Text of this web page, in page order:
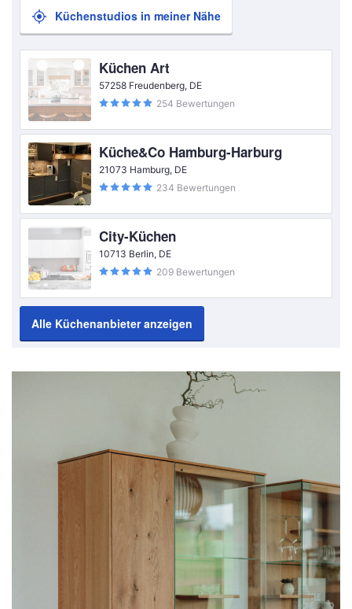
Küchenstudios in meiner Nähe
Küchen Art
57258 Freudenberg, DE
254 Bewertungen
Küche&Co Hamburg-Harburg
21073 Hamburg, DE
234 Bewertungen
City-Küchen
10713 Berlin, DE
209 Bewertungen
Alle Küchenanbieter anzeigen